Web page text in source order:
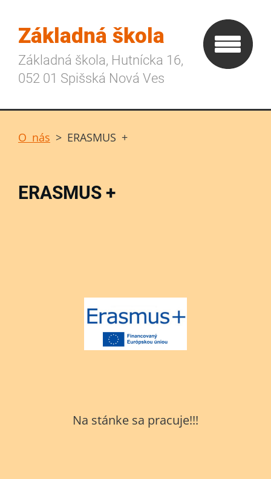
Základná škola
Základná škola, Hutnícka 16,
052 01 Spišská Nová Ves
O nás > ERASMUS +
ERASMUS +
Na stánke sa pracuje!!!